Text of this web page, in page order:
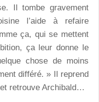
Il tombe gravement
l’aide à refaire
ça, qui se mettent
ça leur donne le
chose de moins
différé. » Il reprend
retrouve Archibald…